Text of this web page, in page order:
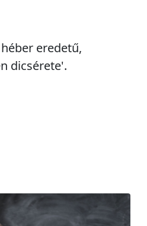
eredetű,
dicsérete'.